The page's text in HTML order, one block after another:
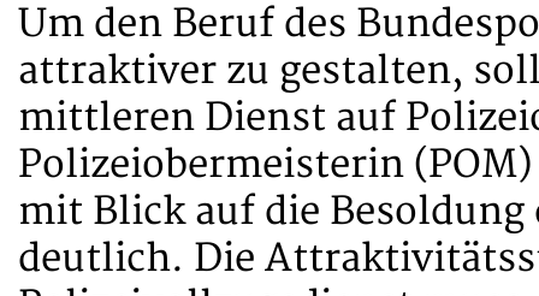
Um den Beruf des
attraktiver zu gestalten,
mittleren Dienst auf
Polizeiobermeisterin
mit Blick auf die Besoldung
deutlich. Die